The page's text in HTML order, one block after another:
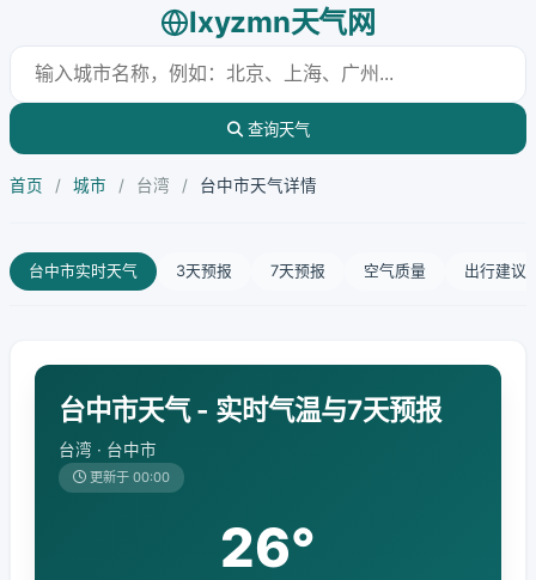
lxyzmn天气网
查询天气
首页 / 城市 / 台湾 / 台中市天气详情
台中市实时天气 3天预报 7天预报 空气质量 出行建议
台中市天气 - 实时气温与7天预报
台湾 · 台中市
更新于 00:00
26°